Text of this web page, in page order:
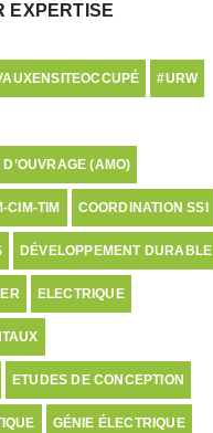
EXPERTISE
#URW
(AMO)
CIM-TIM COORDINATION SSI
DÉVELOPPEMENT DURABLE
ELECTRIQUE
ETUDES DE CONCEPTION
GÉNIE ÉLECTRIQUE